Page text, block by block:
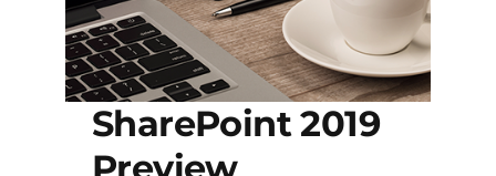
SharePoint 2019